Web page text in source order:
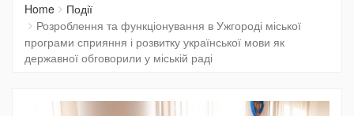
Home
Події
Розроблення та функціонування в Ужгороді міської
програми сприяння і розвитку української мови як
державної обговорили у міській раді